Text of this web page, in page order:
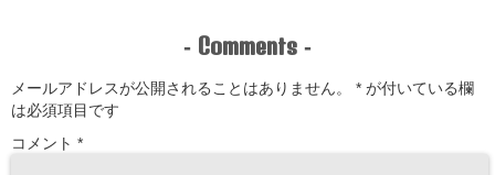
- Comments -
メールアドレスが公開されることはありません。 * が付いている欄
は必須項目です
コメント *